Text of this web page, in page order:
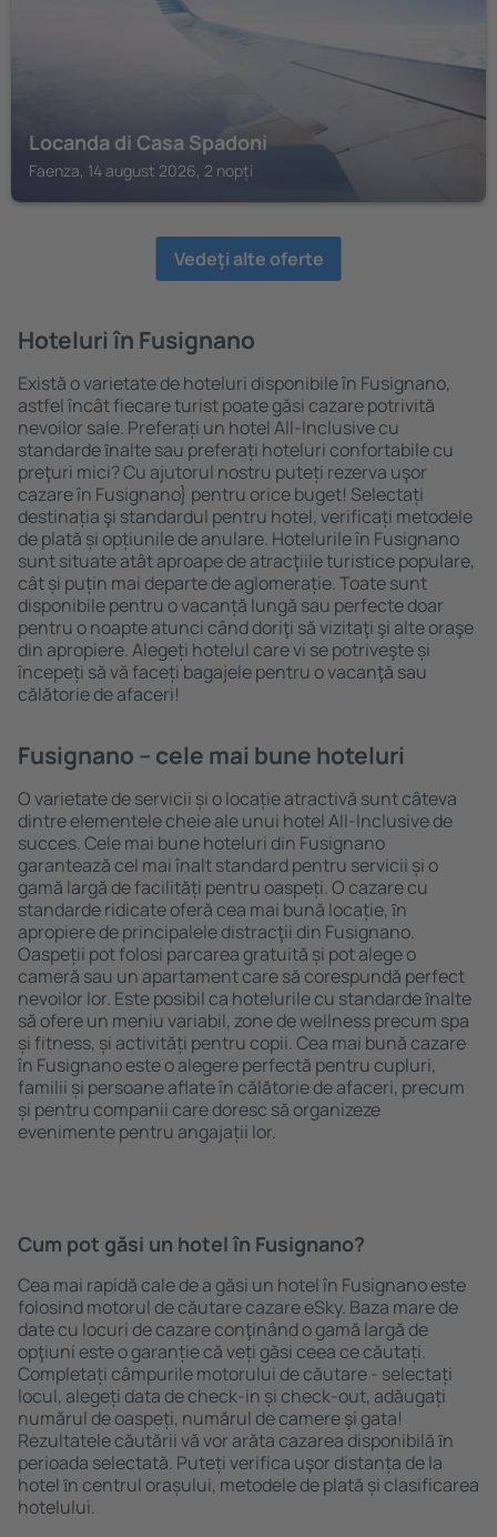
Locanda di Casa Spadoni
Faenza, 14 august 2026, 2 nopți
Vedeţi alte oferte
Hoteluri în Fusignano
Există o varietate de hoteluri disponibile în Fusignano,
astfel încât fiecare turist poate găsi cazare potrivită
nevoilor sale. Preferați un hotel All-Inclusive cu
standarde ȋnalte sau preferați hoteluri confortabile cu
preţuri mici? Cu ajutorul nostru puteți rezerva uşor
cazare în Fusignano} pentru orice buget! Selectați
destinația şi standardul pentru hotel, verificați metodele
de plată și opțiunile de anulare. Hotelurile în Fusignano
sunt situate atât aproape de atracţiile turistice populare,
cât și puțin mai departe de aglomerație. Toate sunt
disponibile pentru o vacanță lungă sau perfecte doar
pentru o noapte atunci când doriţi să vizitaţi şi alte oraşe
din apropiere. Alegeți hotelul care vi se potriveşte și
începeți să vă faceți bagajele pentru o vacanţă sau
călătorie de afaceri!
Fusignano – cele mai bune hoteluri
O varietate de servicii și o locație atractivă sunt câteva
dintre elementele cheie ale unui hotel All-Inclusive de
succes. Cele mai bune hoteluri din Fusignano
garantează cel mai înalt standard pentru servicii și o
gamă largă de facilități pentru oaspeți. O cazare cu
standarde ridicate oferă cea mai bună locație, ȋn
apropiere de principalele distracţii din Fusignano.
Oaspeții pot folosi parcarea gratuită și pot alege o
cameră sau un apartament care să corespundă perfect
nevoilor lor. Este posibil ca hotelurile cu standarde ȋnalte
să ofere un meniu variabil, zone de wellness precum spa
și fitness, și activități pentru copii. Cea mai bună cazare
în Fusignano este o alegere perfectă pentru cupluri,
familii și persoane aflate în călătorie de afaceri, precum
și pentru companii care doresc să organizeze
evenimente pentru angajații lor.
Cum pot găsi un hotel în Fusignano?
Cea mai rapidă cale de a găsi un hotel în Fusignano este
folosind motorul de căutare cazare eSky. Baza mare de
date cu locuri de cazare conţinând o gamă largă de
opţiuni este o garanție că veți găsi ceea ce căutați.
Completați câmpurile motorului de căutare - selectați
locul, alegeți data de check-in și check-out, adăugați
numărul de oaspeți, numărul de camere şi gata!
Rezultatele căutării vă vor arăta cazarea disponibilă ȋn
perioada selectată. Puteți verifica uşor distanța de la
hotel ȋn centrul orașului, metodele de plată și clasificarea
hotelului.